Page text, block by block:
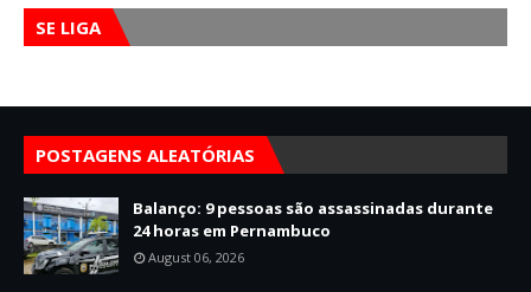
SE LIGA
POSTAGENS ALEATÓRIAS
Balanço: 9 pessoas são assassinadas durante
24 horas em Pernambuco
August 06, 2026